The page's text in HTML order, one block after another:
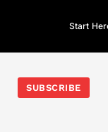
今日熱門新聞TOP3｜
Start
SUBSCRIBE